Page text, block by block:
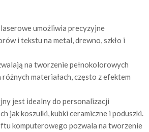
umożliwia precyzyjne
i tekstu na metal, drewno, szkło i
na tworzenie pełnokolorowych
materiałach, często z efektem
jest idealny do personalizacji
jak koszulki, kubki ceramiczne i poduszki.
komputerowego pozwala na tworzenie